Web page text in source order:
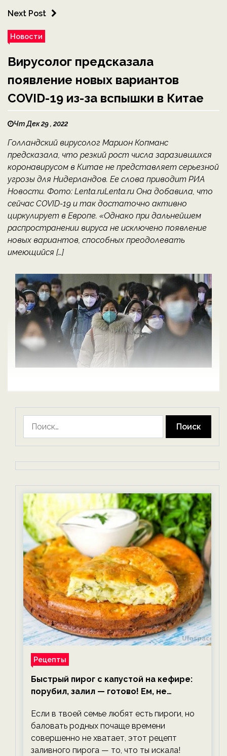
Next Post
Новости
Вирусолог предсказала
появление новых вариантов
COVID-19 из-за вспышки в Китае
Чт Дек 29 , 2022
Голландский вирусолог Марион Копманс
предсказала, что резкий рост числа заразившихся
коронавирусом в Китае не представляет серьезной
угрозы для Нидерландов. Ее слова приводит РИА
Новости. Фото: Lenta.ruLenta.ru Она добавила, что
сейчас COVID-19 и так достаточно активно
циркулирует в Европе. «Однако при дальнейшем
распространении вируса не исключено появление
новых вариантов, способных преодолевать
имеющийся […]
Рецепты
Быстрый пирог с капустой на кефире:
порубил, залил — готово! Ем, не
Если в твоей семье любят есть пироги, но
баловать родных почаще времени
совершенно не хватает, этот рецепт
заливного пирога — то, что ты искала!